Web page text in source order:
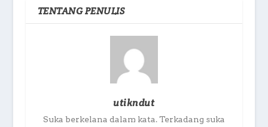
TENTANG PENULIS
utikndut
Suka berkelana dalam kata. Terkadang suka